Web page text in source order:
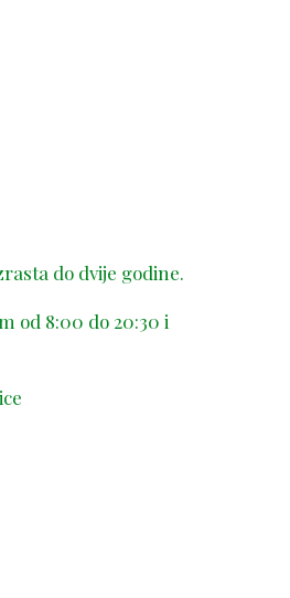
do dvije godine.
od 8:00 do 20:30 i